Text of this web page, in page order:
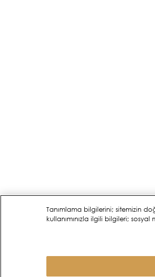
Tanımlama bilgilerini; sitemizin
kullanımınızla ilgili bilgileri;